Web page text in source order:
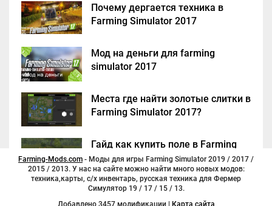
Почему дергается техника в
Farming Simulator 2017
Мод на деньги для farming
simulator 2017
Места где найти золотые слитки в
Farming Simulator 2017?
Гайд как купить поле в Farming
Simulator 2017
Farming-Mods.com
2015 / 2013. У нас на сайте можно найти много новых модов:
техника,карты, с/х инвентарь, русская техника для Фермер
Симулятор 19 / 17 / 15 / 13.
Добавлено 3457 модификации |
Карта сайта